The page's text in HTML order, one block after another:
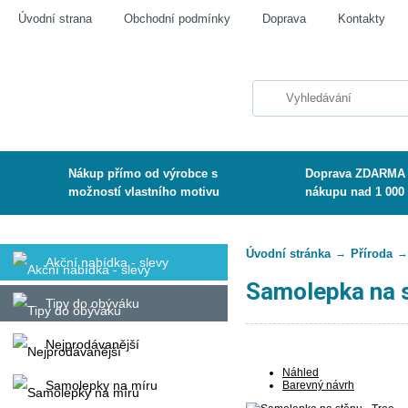
Úvodní strana Obchodní podmínky Doprava Kontakty
Nákup přímo od výrobce s
možností vlastního motivu
Doprava
nákupu nad 1 000
Úvodní stránka → Příroda →
Samolepka na
Náhled
Barevný návrh
Akční nabídka - slevy
Tipy do obýváku
Nejprodávanější
Samolepky na míru